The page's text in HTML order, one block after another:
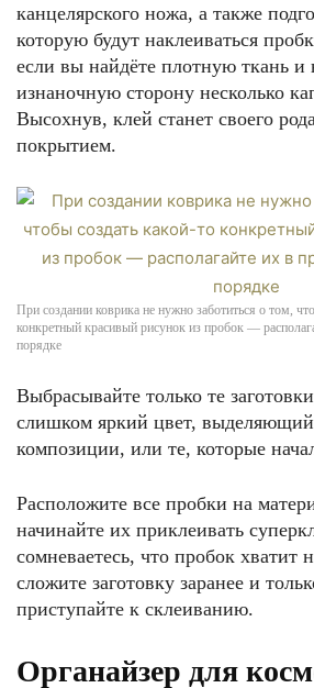
канцелярского ножа, а также
которую будут наклеиваться
если вы найдёте плотную ткань и
изнаночную сторону несколько
Высохнув, клей станет своего
покрытием.
При создании коврика не нужно заботиться о том,
конкретный красивый рисунок из пробок —
порядке
Выбрасывайте только те
слишком яркий цвет,
композиции, или те, которые
Расположите все пробки на
начинайте их приклеивать
сомневаетесь, что пробок хватит
сложите заготовку заранее и
приступайте к склеиванию.
Органайзер для